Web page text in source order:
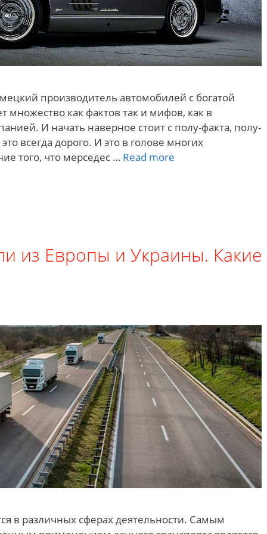
производитель автомобилей с богатой
множество как фактов так и мифов, как в
И начать наверное стоит с полу-факта, полу-
всегда дорого. И это в голове многих
того, что мерседес … Read more
и
из Европы и Украины. Какие
в различных сферах деятельности. Самым